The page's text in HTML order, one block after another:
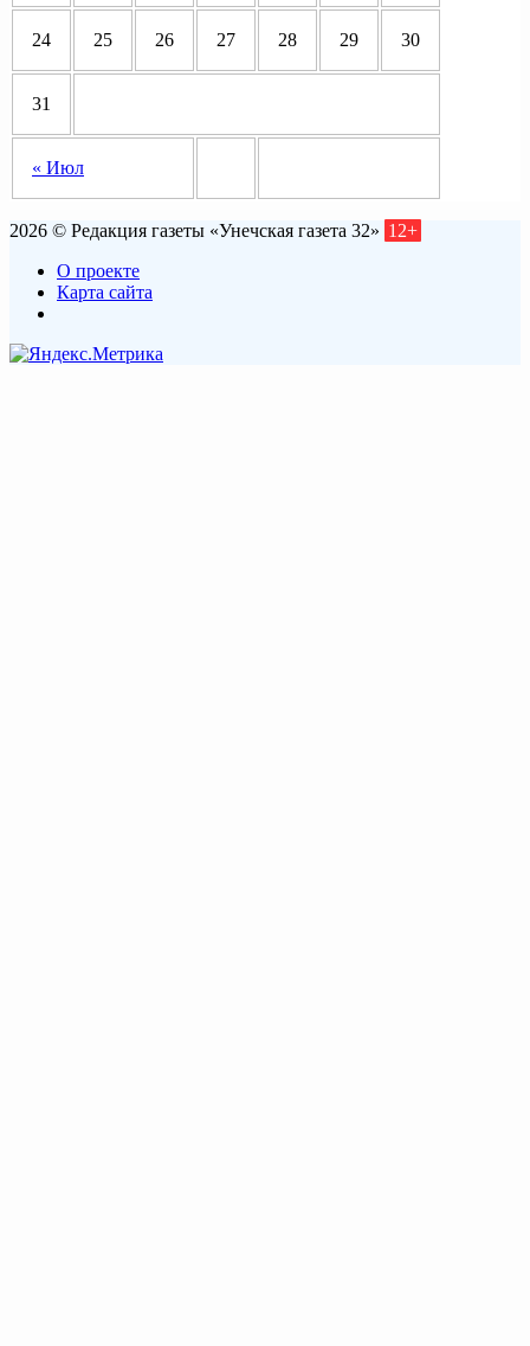
« Июл
24 25 26 27 28 29 30
31
2026 © Редакция газеты «Унечская газета 32» 12+
О проекте
Карта сайта